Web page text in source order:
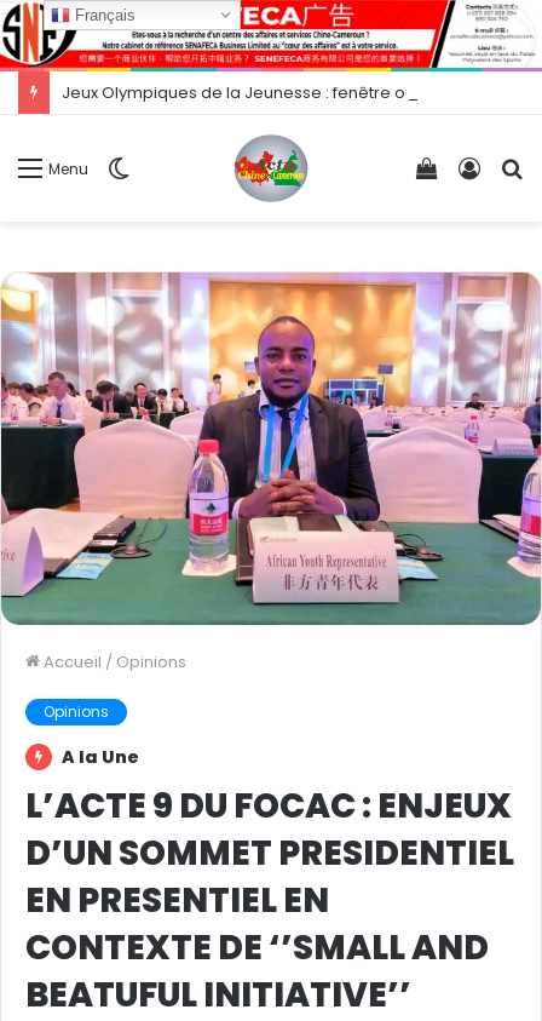
Menu
Voir
Accueil / Opinions
Opinions
A la Une
L’ACTE 9 DU FOCAC : ENJEUX
D’UN SOMMET PRESIDENTIEL
EN PRESENTIEL EN
CONTEXTE DE ‘’SMALL AND
BEATUFUL INITIATIVE’’
Français